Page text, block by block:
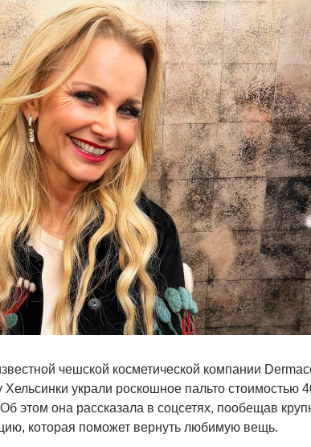
чешской косметической компании
украли роскошное пальто стоимостью
этом она рассказала в соцсетях, пообещав
которая поможет вернуть любимую вещь.